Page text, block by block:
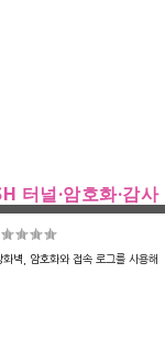
터널·암호화·감사
벽, 암호화와 접속 로그를 사용해